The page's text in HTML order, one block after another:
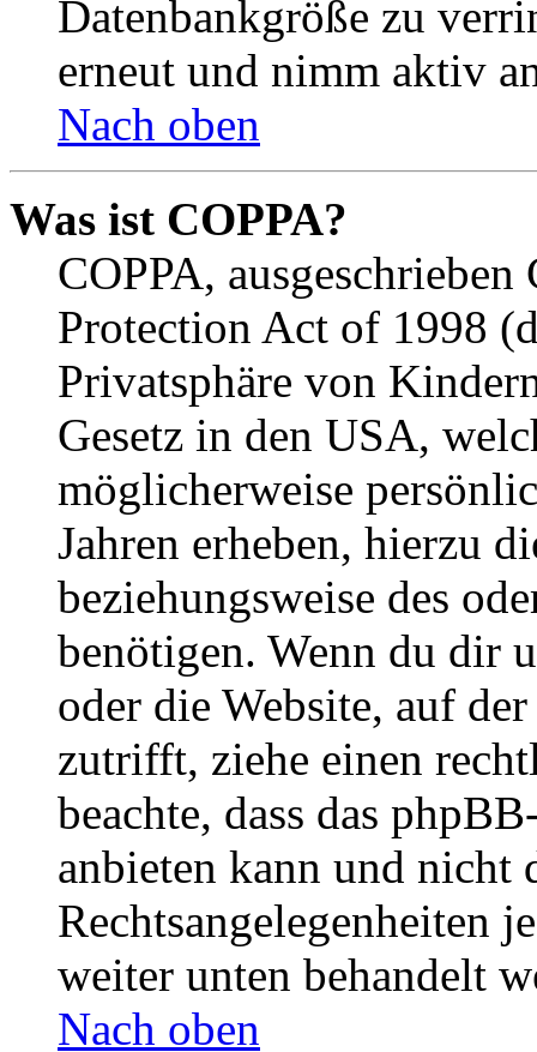
Datenbankgröße zu
erneut und nimm aktiv
Nach oben
Was ist COPPA?
COPPA,
Protection Act of 1998
Privatsphäre von
Gesetz in den USA,
möglicherweise
Jahren erheben, hierzu
beziehungsweise des
benötigen. Wenn du dir
oder die Website, auf
zutrifft, ziehe einen
beachte, dass das
anbieten kann und nicht
Rechtsangelegenheiten
weiter unten behandelt
Nach oben